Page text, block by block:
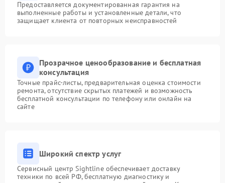
Предоставляется документированная гарантия на
выполненные работы и установленные детали, что
защищает клиента от повторных неисправностей
Прозрачное ценообразование и бесплатная
консультация
Точные прайс-листы, предварительная оценка стоимости
ремонта, отсутствие скрытых платежей и возможность
бесплатной консультации по телефону или онлайн на
сайте
Широкий спектр услуг
Сервисный центр Sightline обеспечивает доставку
техники по всей РФ, бесплатную диагностику и